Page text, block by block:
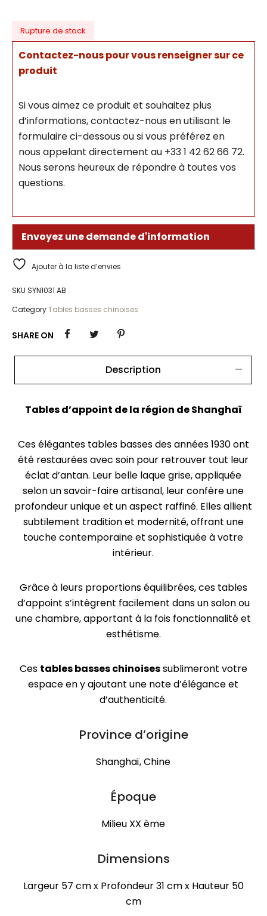
Rupture de stock
Contactez-nous pour vous renseigner sur ce
produit
Si vous aimez ce produit et souhaitez plus
d’informations, contactez-nous en utilisant le
formulaire ci-dessous ou si vous préférez en
nous appelant directement au +33 1 42 62 66 72.
Nous serons heureux de répondre à toutes vos
questions.
Envoyez une demande d'information
Ajouter à la liste d’envies
SKU SYN1031 AB
CategoryTables basses chinoises
SHARE ON
Description
Tables d’appoint de la région de Shanghaï
Ces élégantes tables basses des années 1930 ont
été restaurées avec soin pour retrouver tout leur
éclat d’antan. Leur belle laque grise, appliquée
selon un savoir-faire artisanal, leur confère une
profondeur unique et un aspect raffiné. Elles allient
subtilement tradition et modernité, offrant une
touche contemporaine et sophistiquée à votre
intérieur.
Grâce à leurs proportions équilibrées, ces tables
d’appoint s’intègrent facilement dans un salon ou
une chambre, apportant à la fois fonctionnalité et
esthétisme.
Ces tables basses chinoisessublimeront votre
espace en y ajoutant une note d’élégance et
d’authenticité.
Province d’origine
Shanghaï, Chine
Époque
Milieu XX ème
Dimensions
Largeur 57 cm x Profondeur 31 cm x Hauteur 50
cm